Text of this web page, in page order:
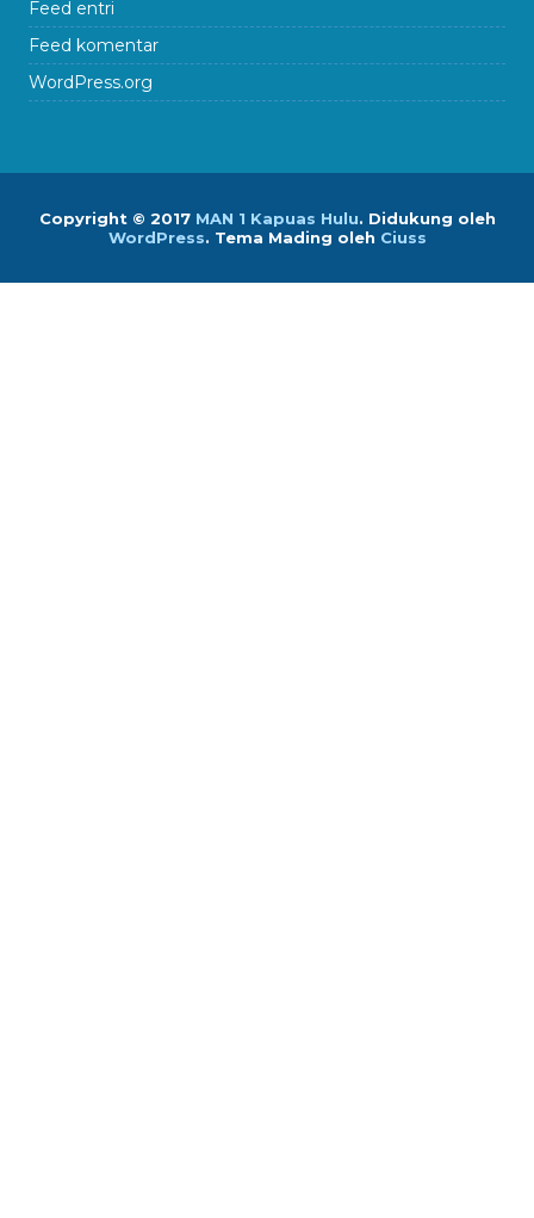
Feed entri
Feed komentar
WordPress.org
Copyright © 2017 MAN 1 Kapuas Hulu. Didukung oleh
WordPress. Tema Mading oleh Ciuss